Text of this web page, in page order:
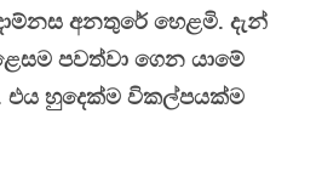
අනතුරේ හෙළමි. දැන්
පවත්වා ගෙන යාමේ
හුදෙක්ම විකල්පයක්ම